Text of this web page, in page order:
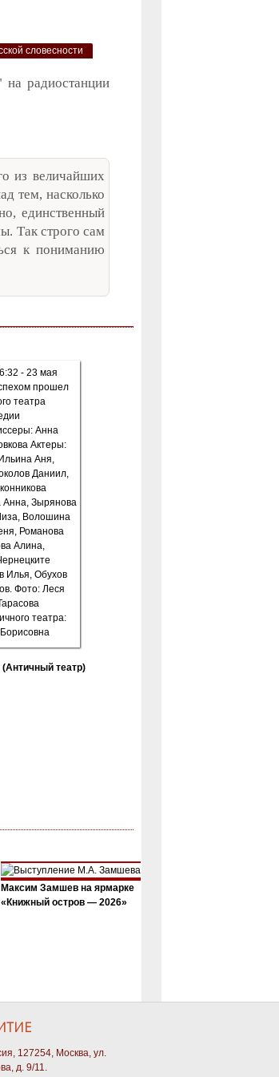
словесности
на радиостанции
из величайших
тем, насколько
единственный
Так строго сам
к пониманию
театр)
Максим Замшев на ярмарке
«Книжный остров — 2026»
127254, Москва, ул.
д. 9/11.